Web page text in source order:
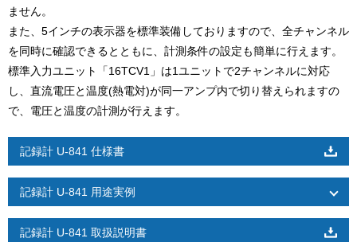
ません。
また、5インチの表示器を標準装備しておりますので、全チャンネル
を同時に確認できるとともに、計測条件の設定も簡単に行えます。
標準入力ユニット「16TCV1」は1ユニットで2チャンネルに対応
し、直流電圧と温度(熱電対)が同一アンプ内で切り替えられますの
で、電圧と温度の計測が行えます。
記録計 U-841 仕様書
記録計 U-841 用途実例
記録計 U-841 取扱説明書